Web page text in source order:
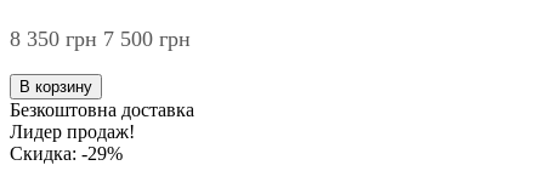
8 350 грн 7 500 грн
В корзину
Безкоштовна доставка
Лидер продаж!
Скидка: -29%